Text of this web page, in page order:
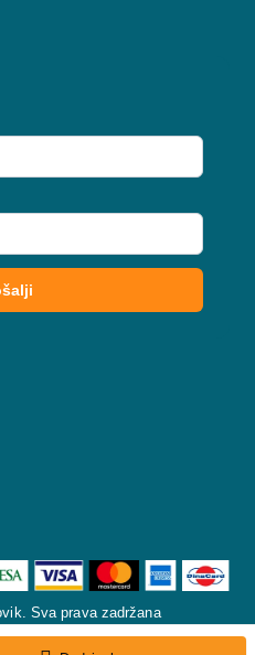
Sva prava zadržana